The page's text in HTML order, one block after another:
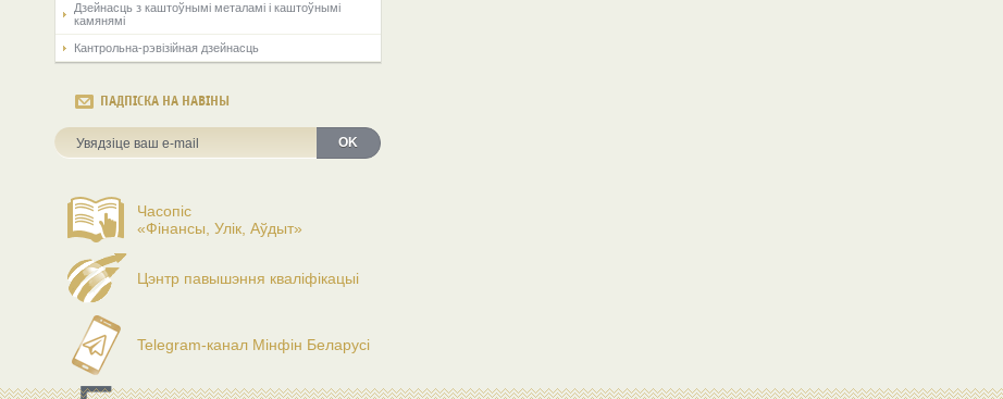
Дзейнасць з каштоўнымі металамі і каштоўнымі
камянямі
Кантрольна-рэвізійная дзейнасць
ПАДПІСКА НА НАВІНЫ
OK
Часопіс
«Фінансы, Улік, Аўдыт»
Цэнтр павышэння кваліфікацыі
Telegram-канал Мінфін Беларусі